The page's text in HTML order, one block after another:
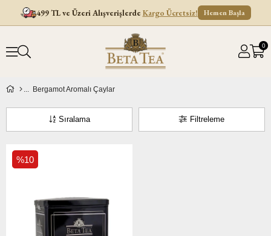
499 TL ve Üzeri Alışverişlerde Kargo Ücretsiz! Hemen Başla
0
Bergamot Aromalı Çaylar
Filtreleme
Sıralama
%10